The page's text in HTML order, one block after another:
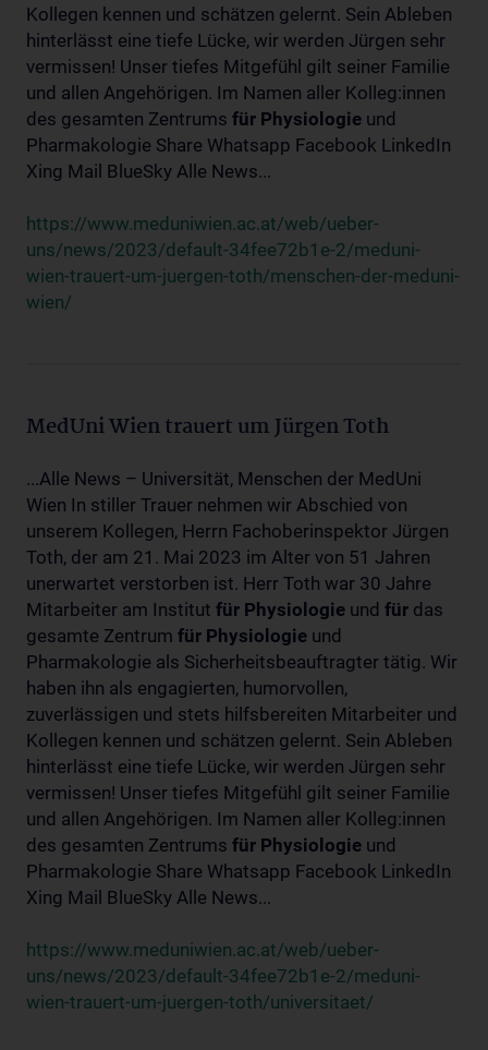
Kollegen kennen und schätzen gelernt. Sein Ableben
hinterlässt eine tiefe Lücke, wir werden Jürgen sehr
vermissen! Unser tiefes Mitgefühl gilt seiner Familie
und allen Angehörigen. Im Namen aller Kolleg:innen
des gesamten Zentrums für Physiologie und
Pharmakologie Share Whatsapp Facebook LinkedIn
Xing Mail BlueSky Alle News...
https://www.meduniwien.ac.at/web/ueber-
uns/news/2023/default-34fee72b1e-2/meduni-
wien-trauert-um-juergen-toth/menschen-der-meduni-
wien/
MedUni Wien trauert um Jürgen Toth
...Alle News – Universität, Menschen der MedUni
Wien In stiller Trauer nehmen wir Abschied von
unserem Kollegen, Herrn Fachoberinspektor Jürgen
Toth, der am 21. Mai 2023 im Alter von 51 Jahren
unerwartet verstorben ist. Herr Toth war 30 Jahre
Mitarbeiter am Institut für Physiologie und für das
gesamte Zentrum für Physiologie und
Pharmakologie als Sicherheitsbeauftragter tätig. Wir
haben ihn als engagierten, humorvollen,
zuverlässigen und stets hilfsbereiten Mitarbeiter und
Kollegen kennen und schätzen gelernt. Sein Ableben
hinterlässt eine tiefe Lücke, wir werden Jürgen sehr
vermissen! Unser tiefes Mitgefühl gilt seiner Familie
und allen Angehörigen. Im Namen aller Kolleg:innen
des gesamten Zentrums für Physiologie und
Pharmakologie Share Whatsapp Facebook LinkedIn
Xing Mail BlueSky Alle News...
https://www.meduniwien.ac.at/web/ueber-
uns/news/2023/default-34fee72b1e-2/meduni-
wien-trauert-um-juergen-toth/universitaet/